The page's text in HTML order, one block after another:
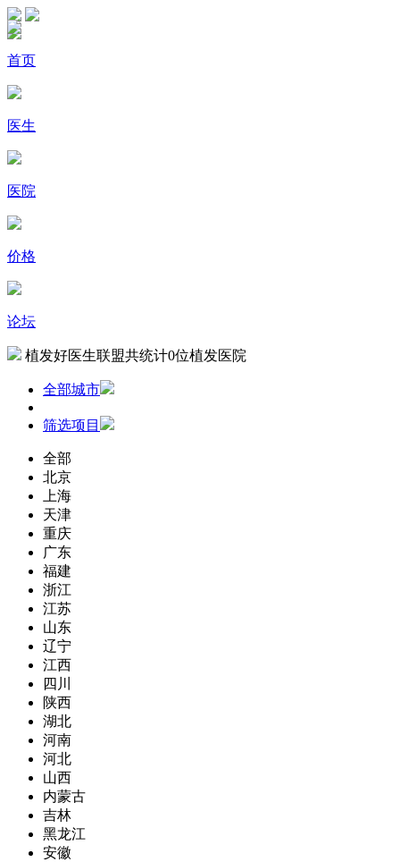
首页
医生
医院
价格
论坛
植发好医生联盟共统计0位植发医院
全部城市
筛选项目
全部
北京
上海
天津
重庆
广东
福建
浙江
江苏
山东
辽宁
江西
四川
陕西
湖北
河南
河北
山西
内蒙古
吉林
黑龙江
安徽